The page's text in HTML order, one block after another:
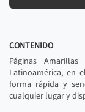
CONTENIDO
Páginas
Latinoamérica, en
forma rápida y
cualquier lugar y